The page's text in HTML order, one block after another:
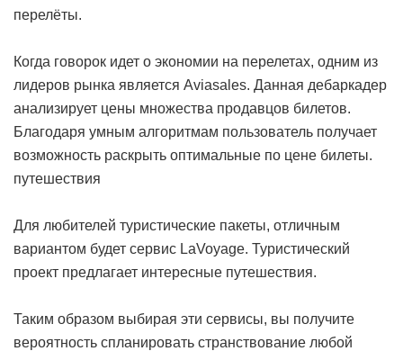
перелёты.
Когда говорок идет о экономии на перелетах, одним из
лидеров рынка является Aviasales. Данная дебаркадер
анализирует цены множества продавцов билетов.
Благодаря умным алгоритмам пользователь получает
возможность раскрыть оптимальные по цене билеты.
путешествия
Для любителей туристические пакеты, отличным
вариантом будет сервис LaVoyage. Туристический
проект предлагает интересные путешествия.
Таким образом выбирая эти сервисы, вы получите
вероятность спланировать странствование любой